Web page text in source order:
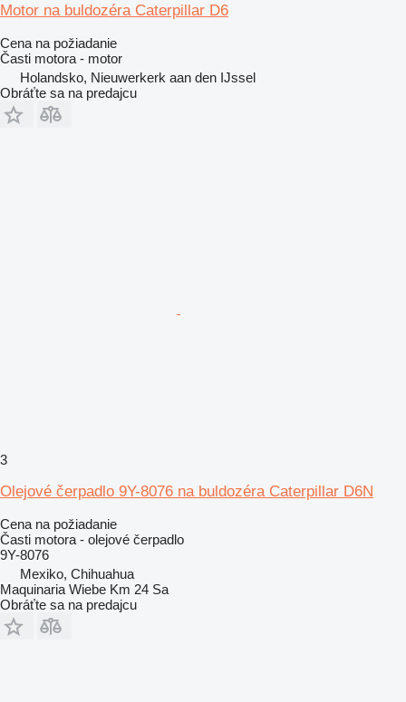
Motor na buldozéra Caterpillar D6
Cena na požiadanie
Časti motora - motor
Holandsko, Nieuwerkerk aan den IJssel
Obráťte sa na predajcu
3
Olejové čerpadlo 9Y-8076 na buldozéra Caterpillar D6N
Cena na požiadanie
Časti motora - olejové čerpadlo
9Y-8076
Mexiko, Chihuahua
Maquinaria Wiebe Km 24 Sa
Obráťte sa na predajcu